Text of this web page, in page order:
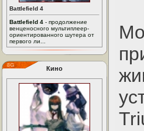
Battlefield 4
Battlefield 4 - продолжение
венценосного мультиплеер-
ориентированного шутера от
первого ли...
Кино